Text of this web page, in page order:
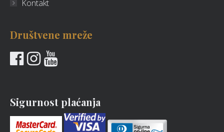
Kontakt
Društvene mreže
Sigurnost plaćanja